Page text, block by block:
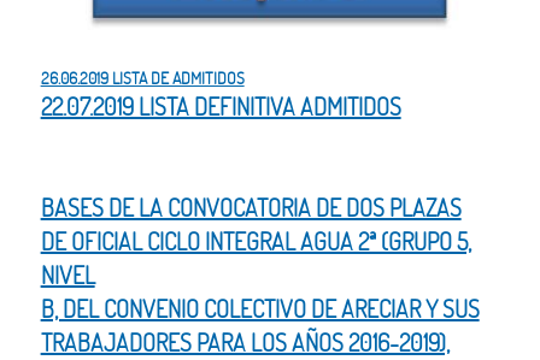
26.06.2019 LISTA DE ADMITIDOS
22.07.2019 LISTA DEFINITIVA ADMITIDOS
BASES DE LA CONVOCATORIA DE DOS PLAZAS
DE OFICIAL CICLO INTEGRAL AGUA 2ª (GRUPO 5,
NIVEL
B, DEL CONVENIO COLECTIVO DE ARECIAR Y SUS
TRABAJADORES PARA LOS AÑOS 2016-2019),